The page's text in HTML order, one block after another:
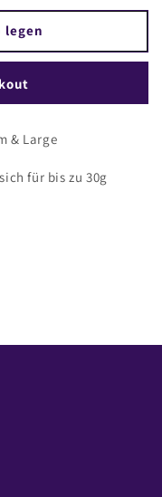
legen
& Large
für bis zu 30g